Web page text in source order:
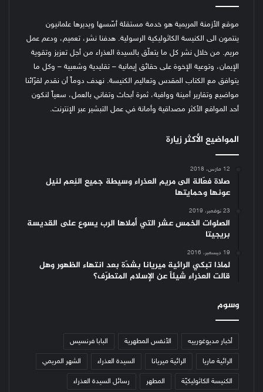
موقع الأزمنة المريمية هو خدمة مستقلة أسّسها ويديرها علمانيون
ينتمون الى الكنيسة الكاثوليكية الرسولية. هدفنا نشر، تعميم، ودعم عمل
مريم. من خلال نشر كل ما يتعلّق بالسيدة العذراء من أجل تعزيز وتقوية
الإيمان، وتوعية الإخوة على حقائق إيمانية – تقليدية وشعبية – وكل ما
يتوافق مع الكتاب المقدس وتعاليم الكنيسة. نهدف دوماً أن نقدم لقرّائنا
مواضيع وتقارير أمينة ووافية، ثمرة أبحاث وتفاني بالعمل، سعياً لنكون
أحد المواقع الأكثر مصداقية وأمانة في عمل التبشير عبر الإنترنت.
المواضيع الأكثر زيارة
12 مارس، 2018
صلاة فعّالة الى مريم العذراء وسيطة جميع النِعم لنيل
عونها وحمايتها
23 نوفمبر، 2019
الصلوات الخمس عشر التي أملاها الرب يسوع على القديسة
بريجيتا
19 ديسمبر، 2016
لماذا تبكي الرائية ميريانا بشدّة بعد انتهاء الظهور وهل
قالت العذراء شيئاً عن الإسلام المتطرّف؟
وسوم
أخبار مديوغورييه الأنفس المطهرية البابا فرنسيس
الرائية ماريا الرائية ميريانا السيدة العذراء الشهر المريمي
الكنيسة الكاثوليكيّة المطهر رسائل السيدة العذراء